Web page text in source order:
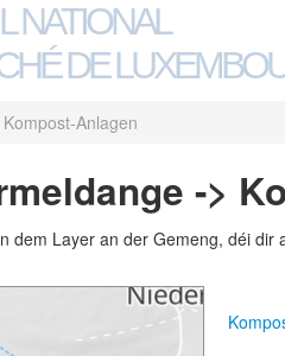
NATIONAL
DE
Kompost-Anlagen
->
dem Layer an der Gemeng, déi